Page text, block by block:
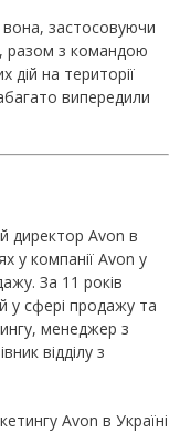
застосовуючи
разом з командою
дій на території
випередили
директор Avon в
у компанії Avon у
За 11 років
у сфері продажу та
менеджер з
відділу з
Avon в Україні